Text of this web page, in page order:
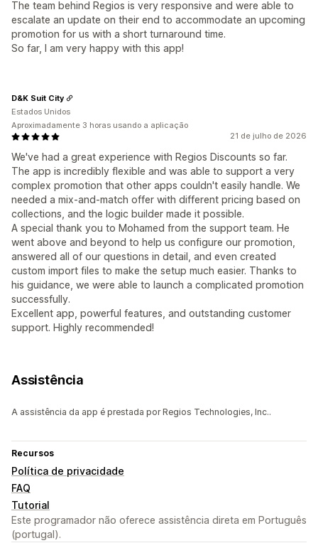
The team behind Regios is very responsive and were able to
escalate an update on their end to accommodate an upcoming
promotion for us with a short turnaround time.
So far, I am very happy with this app!
21 de julho de 2026
We've had a great experience with Regios Discounts so far.
The app is incredibly flexible and was able to support a very
complex promotion that other apps couldn't easily handle. We
needed a mix-and-match offer with different pricing based on
collections, and the logic builder made it possible.
A special thank you to Mohamed from the support team. He
went above and beyond to help us configure our promotion,
answered all of our questions in detail, and even created
custom import files to make the setup much easier. Thanks to
his guidance, we were able to launch a complicated promotion
successfully.
Excellent app, powerful features, and outstanding customer
support. Highly recommended!
D&K Suit City
Estados Unidos
Aproximadamente 3 horas usando a aplicação
Assistência
A assistência da app é prestada por Regios Technologies, Inc..
Recursos
Política de privacidade
FAQ
Tutorial
Este programador não oferece assistência direta em Português
(portugal).